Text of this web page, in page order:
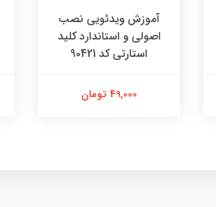
آموزش ویدئویی نصب
اصولی و استاندارد کلید
استارتی کد 90421
49,000 تومان